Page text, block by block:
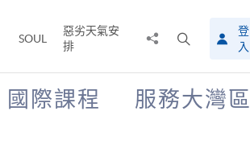
SOUL
惡劣天氣安
排
搜
尋
介
登
入
國際課程 服務大灣區